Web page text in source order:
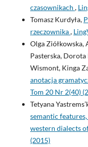
czasownikach ,
Tomasz Kurdyła,
rzeczownika,
Olga Ziółkowska,
Pasterska, Dorota
Wismont, Kinga
anotacja
Tom 20 Nr 2(40)
Tetyana
semantic
western dialects
(2015)